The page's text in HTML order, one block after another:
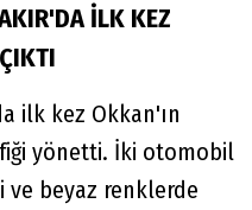
İLK KEZ
ilk kez Okkan'ın
yönetti. İki otomobil
ve beyaz renklerde